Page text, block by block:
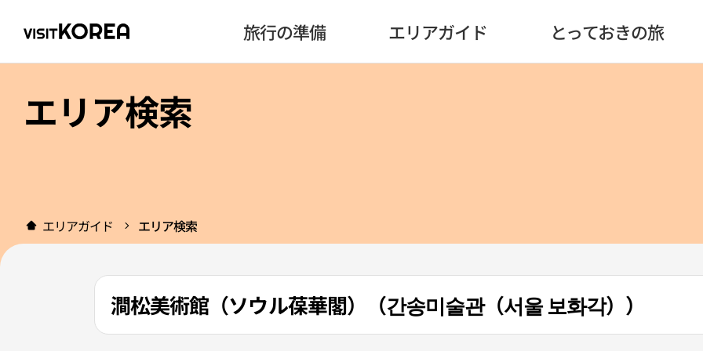
旅行の準備 エリアガイド とっておきの旅
エリア検索
エリアガイド エリア検索
澗松美術館（ソウル葆華閣）（간송미술관（서울 보화각））